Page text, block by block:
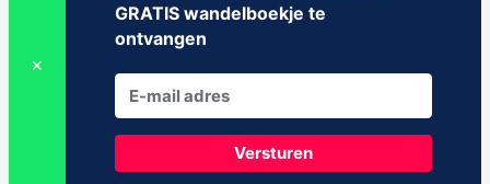
✕
GRATIS wandelboekje te
ontvangen
Versturen